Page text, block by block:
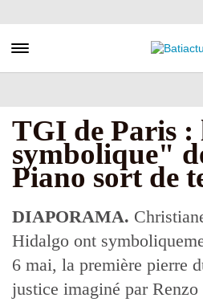
au
principal
Toggle navigation
TGI de Paris :
symbolique"
Piano sort de
DIAPORAMA.
Hidalgo ont
6 mai, la première pierre
justice imaginé par